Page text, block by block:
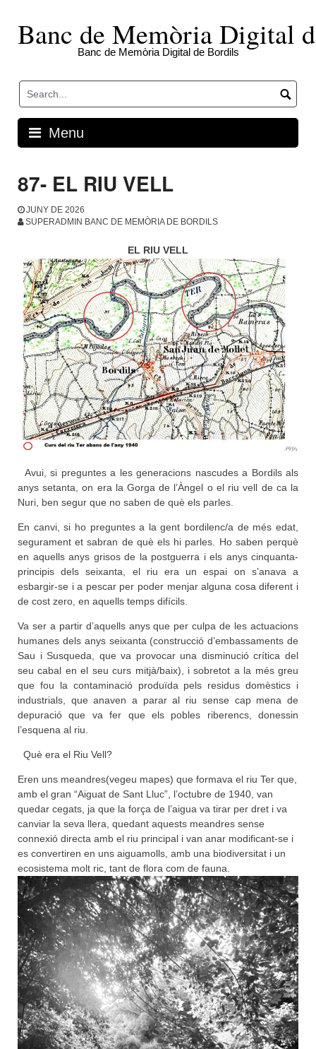
contentBanc de Memòria Digital
Banc de Memòria Digital de Bordils
Menu
87- EL RIU VELL
JUNY DE 2026
SUPERADMIN BANC DE MEMÒRIA DE BORDILS
EL RIU VELL
Avui, si preguntes a les generacions nascudes a Bordils als
anys setanta, on era la Gorga de l’Àngel o el riu vell de ca la
Nuri, ben segur que no saben de què els parles.
En canvi, si ho preguntes a la gent bordilenc/a de més edat,
segurament et sabran de què els hi parles. Ho saben perquè
en aquells anys grisos de la postguerra i els anys cinquanta-
principis dels seixanta, el riu era un espai on s’anava a
esbargir-se i a pescar per poder menjar alguna cosa diferent i
de cost zero, en aquells temps difícils.
Va ser a partir d’aquells anys que per culpa de les actuacions
humanes dels anys seixanta (construcció d’embassaments de
Sau i Susqueda, que va provocar una disminució crítica del
seu cabal en el seu curs mitjà/baix), i sobretot a la més greu
que fou la contaminació produïda pels residus domèstics i
industrials, que anaven a parar al riu sense cap mena de
depuració que va fer que els pobles riberencs, donessin
l’esquena al riu.
Què era el Riu Vell?
Eren uns meandres(vegeu mapes) que formava el riu Ter que,
amb el gran “Aiguat de Sant Lluc”, l’octubre de 1940, van
quedar cegats, ja que la força de l’aigua va tirar per dret i va
canviar la seva llera, quedant aquests meandres sense
connexió directa amb el riu principal i van anar modificant-se i
es convertiren en uns aiguamolls, amb una biodiversitat i un
ecosistema molt ric, tant de flora com de fauna.